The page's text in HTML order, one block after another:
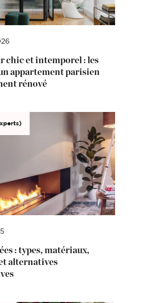
chic et intemporel : les
appartement parisien
rénové
: types, matériaux,
alternatives